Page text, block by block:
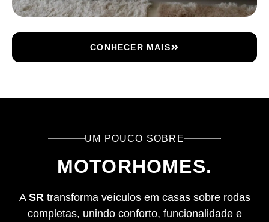
CONHECER MAIS
UM POUCO SOBRE
MOTORHOMES.
A SRtransforma veículos em casas sobre rodas
completas, unindo conforto, funcionalidade e